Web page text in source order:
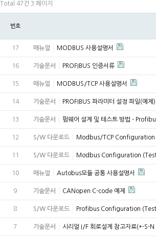
Total 47건 3 페이지
번호
17 매뉴얼 MODBUS 사용설명서
16 기술문서 PROFIBUS 인증서류
15 매뉴얼 MODBUS/TCP 사용설명서
14 기술문서 PROFIBUS 파라미터 설정 파일(예제)
13 기술문서 펌웨어 설계 및 테스트 방법 -
12 S/W 다운로드 Modbus/TCP Configuration
11 S/W 다운로드 Modbus Configuration
10 매뉴얼 Autobus모듈 공통 사용설명서
9 기술문서 CANopen C-code 예제
8 S/W 다운로드 Profibus Configuration
7 기술문서 시리얼 I/F 회로설계 참고자료(*-S-N